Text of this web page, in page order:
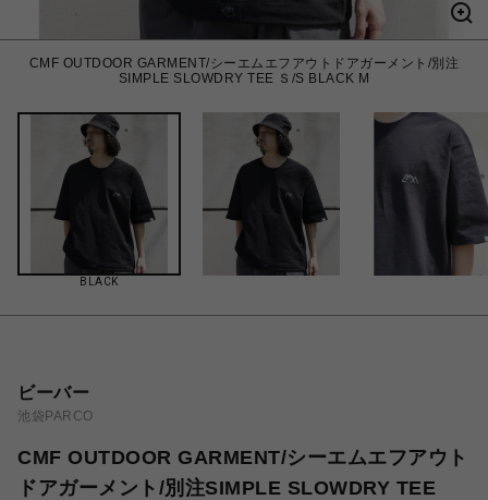
CMF OUTDOOR GARMENT/シーエムエフアウトドアガーメント/別注
SIMPLE SLOWDRY TEE Ｓ/S BLACK M
BLACK
ビーバー
池袋PARCO
CMF OUTDOOR GARMENT/シーエムエフアウト
ドアガーメント/別注SIMPLE SLOWDRY TEE